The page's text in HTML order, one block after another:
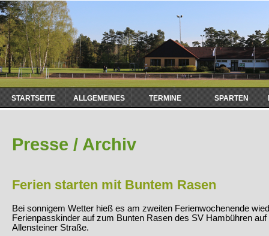
Navigation
überspringen
STARTSEITE ALLGEMEINES TERMINE SPARTEN
Presse / Archiv
Ferien starten mit Buntem Rasen
Bei sonnigem Wetter hieß es am zweiten Ferienwochenende
Ferienpasskinder auf zum Bunten Rasen des SV Hambühren
Allensteiner Straße.